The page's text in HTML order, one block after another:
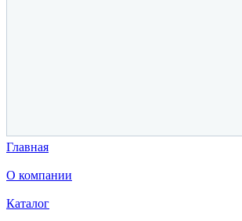
Главная
О компании
Каталог